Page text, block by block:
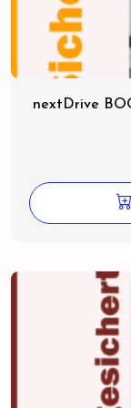
nextDrive